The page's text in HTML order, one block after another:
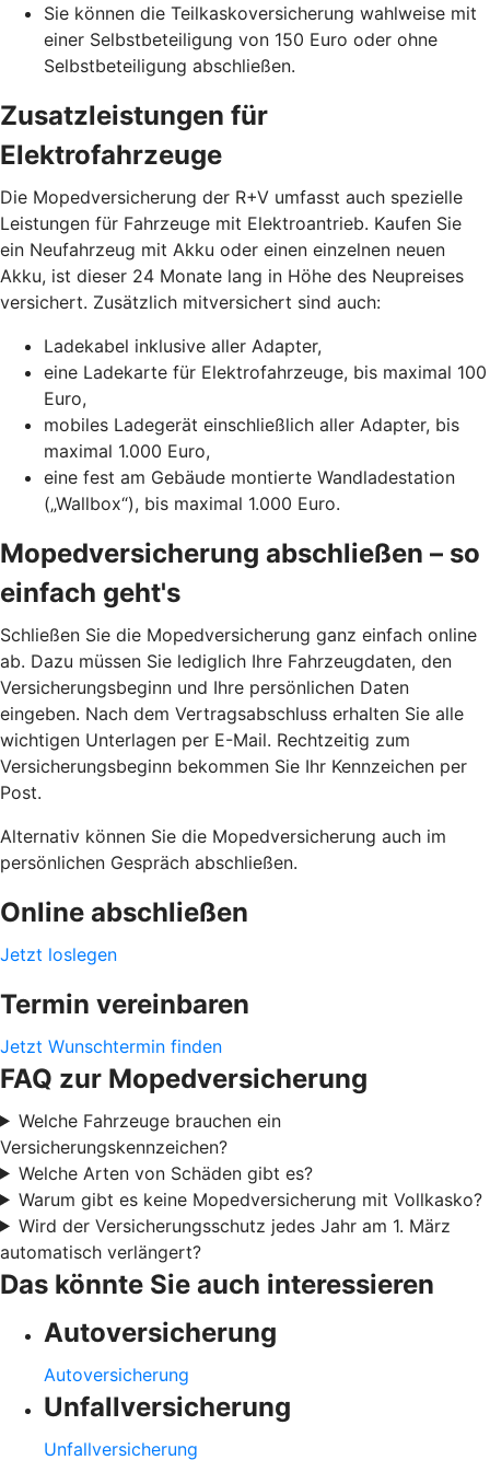
Sie können die Teilkaskoversicherung wahlweise mit
einer Selbstbeteiligung von 150 Euro oder ohne
Selbstbeteiligung abschließen.
Zusatzleistungen für
Elektrofahrzeuge
Die Mopedversicherung der R+V umfasst auch spezielle
Leistungen für Fahrzeuge mit Elektroantrieb. Kaufen Sie
ein Neufahrzeug mit Akku oder einen einzelnen neuen
Akku, ist dieser 24 Monate lang in Höhe des Neupreises
versichert. Zusätzlich mitversichert sind auch:
Ladekabel inklusive aller Adapter,
eine Ladekarte für Elektrofahrzeuge, bis maximal 100
Euro,
mobiles Ladegerät einschließlich aller Adapter, bis
maximal 1.000 Euro,
eine fest am Gebäude montierte Wandladestation
(„Wallbox“), bis maximal 1.000 Euro.
Mopedversicherung abschließen – so
einfach geht's
Schließen Sie die Mopedversicherung ganz einfach online
ab. Dazu müssen Sie lediglich Ihre Fahrzeugdaten, den
Versicherungsbeginn und Ihre persönlichen Daten
eingeben. Nach dem Vertragsabschluss erhalten Sie alle
wichtigen Unterlagen per E-Mail. Rechtzeitig zum
Versicherungsbeginn bekommen Sie Ihr Kennzeichen per
Post.
Alternativ können Sie die Mopedversicherung auch im
persönlichen Gespräch abschließen.
Online abschließen
Jetzt loslegen
Termin vereinbaren
Jetzt Wunschtermin finden
FAQ zur Mopedversicherung
Welche Fahrzeuge brauchen ein
Versicherungskennzeichen?
Welche Arten von Schäden gibt es?
Warum gibt es keine Mopedversicherung mit Vollkasko?
Wird der Versicherungsschutz jedes Jahr am 1. März
automatisch verlängert?
Das könnte Sie auch interessieren
Autoversicherung
Autoversicherung
Unfallversicherung
Unfallversicherung